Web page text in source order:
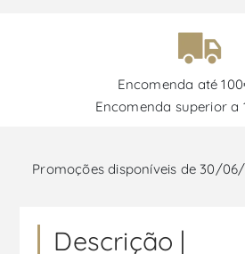
Encomenda até
Encomenda superior a
Promoções disponíveis de 30/
Descrição |